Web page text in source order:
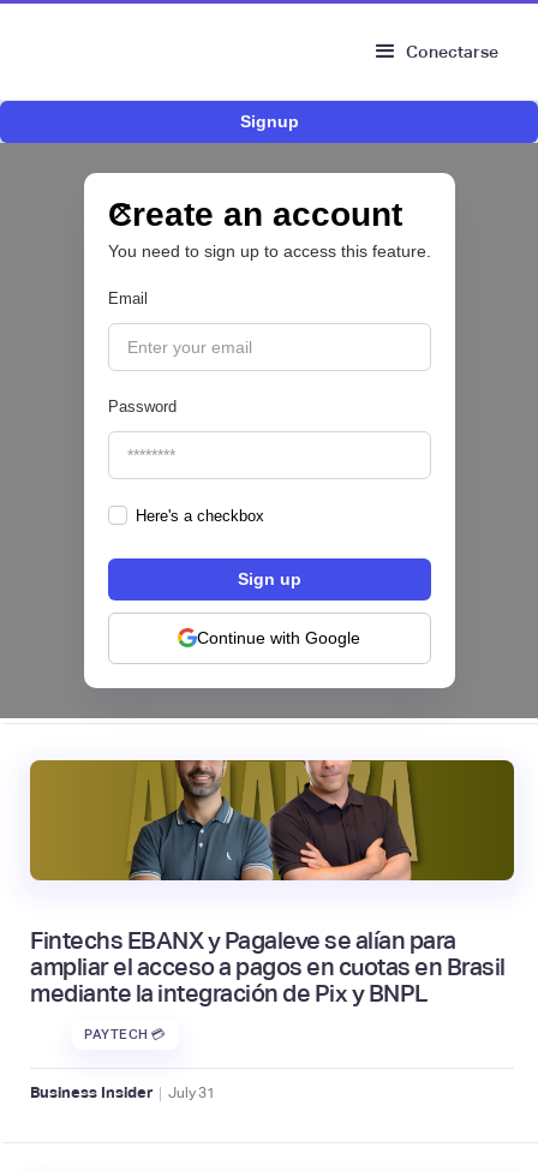
Conectarse
Signup
Create an account
You need to sign up to access this feature.
Email
Password
Here's a checkbox
Continue with Google
desde cuentas bancarias en México
OPEN FINANCE 🔑
pago de servicios desde su app en México
NEOBANCOS 📲
Fintechs EBANX y Pagaleve se alían para
ampliar el acceso a pagos en cuotas en Brasil
mediante la integración de Pix y BNPL
PAYTECH 💳
Business Insider | July31